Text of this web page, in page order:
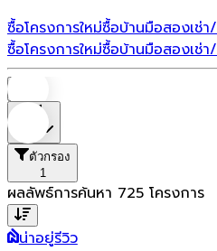
ซื้อโครงการใหม่ซื้อบ้านมือสองเช่
ซื้อโครงการใหม่ซื้อบ้านมือสองเช่
ตัวกรอง
1
ผลลัพธ์การค้นหา 725 โครงการ
น่าอยู่รีวิว